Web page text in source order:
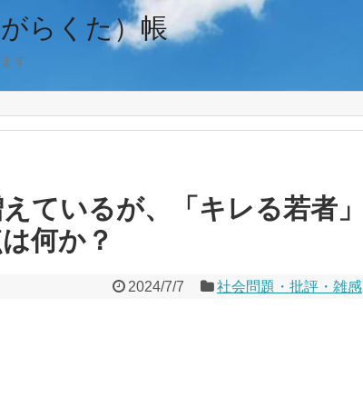
らくた）帳
す
ているが、「キレる若者」
何か？
2024/7/7 社会問題・批評・雑感